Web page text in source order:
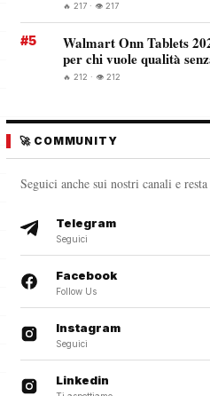
🔥 217 · 👁️ 217
#5
Walmart Onn Tablets
per chi vuole qualità
🔥 212 · 👁️ 212
🚀 COMMUNITY
Seguici anche sui nostri canali e
Telegram
Seguici
Facebook
Follow Us
Instagram
Seguici
Linkedin